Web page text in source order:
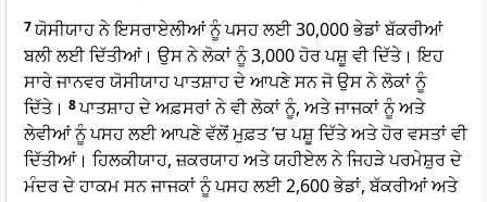
7ਯੋਸੀਯਾਹ ਨੇ ਇਸਰਾਏਲੀਆਂ ਨੂੰ ਪਸਹ ਲਈ 30,000 ਭੇਡਾਂ ਬੱਕਰੀਆਂ
ਬਲੀ ਲਈ ਦਿੱਤੀਆਂ। ਉਸ ਨੇ ਲੋਕਾਂ ਨੂੰ 3,000 ਹੋਰ ਪਸ਼ੂ ਵੀ ਦਿੱਤੇ। ਇਹ
ਸਾਰੇ ਜਾਨਵਰ ਯੋਸੀਯਾਹ ਪਾਤਸ਼ਾਹ ਦੇ ਆਪਣੇ ਸਨ ਜੋ ਉਸ ਨੇ ਲੋਕਾਂ ਨੂੰ
ਦਿੱਤੇ। 8ਪਾਤਸ਼ਾਹ ਦੇ ਅਫ਼ਸਰਾਂ ਨੇ ਵੀ ਲੋਕਾਂ ਨੂੰ, ਅਤੇ ਜਾਜਕਾਂ ਨੂੰ ਅਤੇ
ਲੇਵੀਆਂ ਨੂੰ ਪਸਹ ਲਈ ਆਪਣੇ ਵੱਲੋਂ ਮੁਫ਼ਤ ’ਚ ਪਸ਼ੂ ਦਿੱਤੇ ਅਤੇ ਹੋਰ ਵਸਤਾਂ ਵੀ
ਦਿੱਤੀਆਂ। ਹਿਲਕੀਯਾਹ, ਜ਼ਕਰਯਾਹ ਅਤੇ ਯਹੀਏਲ ਨੇ ਜਿਹੜੇ ਪਰਮੇਸ਼ੁਰ ਦੇ
ਮੰਦਰ ਦੇ ਹਾਕਮ ਸਨ ਜਾਜਕਾਂ ਨੂੰ ਪਸਹ ਲਈ 2,600 ਭੇਡਾਂ, ਬੱਕਰੀਆਂ ਅਤੇ